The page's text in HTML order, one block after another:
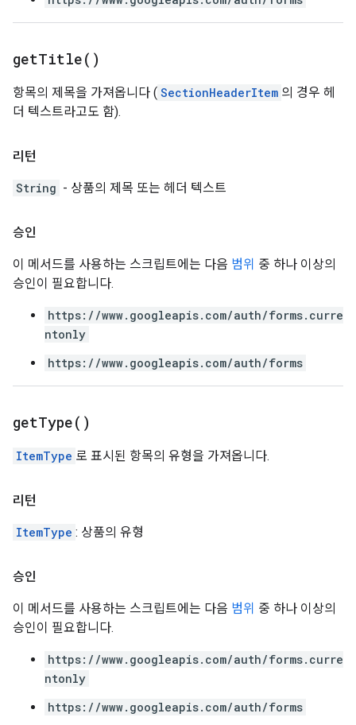
getTitle( )
항목의 제목을 가져옵니다 ( SectionHeaderItem 의 경우 헤
더 텍스트라고도 함).
리턴
String - 상품의 제목 또는 헤더 텍스트
승인
이 메서드를 사용하는 스크립트에는 다음 범위 중 하나 이상의
승인이 필요합니다.
https://www.googleapis.com/auth/forms.curre
ntonly
https://www.googleapis.com/auth/forms
getType( )
ItemType 로 표시된 항목의 유형을 가져옵니다.
리턴
ItemType : 상품의 유형
승인
이 메서드를 사용하는 스크립트에는 다음 범위 중 하나 이상의
승인이 필요합니다.
https://www.googleapis.com/auth/forms.curre
ntonly
https://www.googleapis.com/auth/forms